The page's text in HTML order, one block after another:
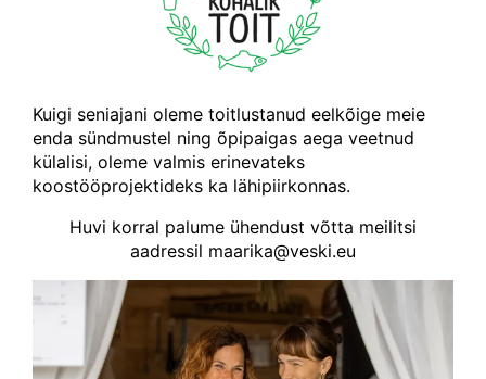
Kuigi seniajani oleme toitlustanud eelkõige meie
enda sündmustel ning õpipaigas aega veetnud
külalisi, oleme valmis erinevateks
koostööprojektideks ka lähipiirkonnas.
Huvi korral palume ühendust võtta meilitsi
aadressil maarika@veski.eu